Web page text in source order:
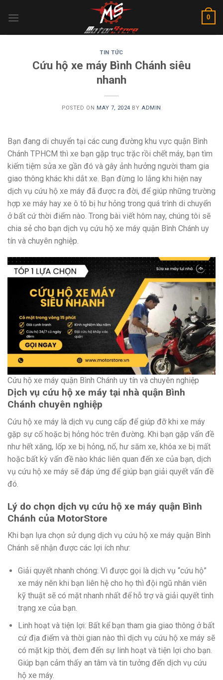
0
TIN TỨC
Cứu hộ xe máy Bình Chánh siêu
nhanh
POSTED ON MAY 7, 2024 BY ADMIN
Bạn đang di chuyển tại các cung đường khu vực quận Bình
Chánh TPHCM thì xe bạn gặp trục trặc rồi chết máy, bạn tìm
kiếm tiệm sửa xe gần đó và gây ảnh hưởng người tham gia
giao thông khác khi dắt xe. Bạn đừng lo lắng khi hiện nay
dịch vụ cứu hộ xe máy đã được ra đời, để giúp những trường
hợp xe máy hay xe ô tô bị hư hỏng trong quá trình di chuyển
ở bất cứ thời điểm nào. Trong bài viết hôm nay, chúng tôi sẽ
chia sẻ cho bạn dịch vụ cứu hộ xe máy quận Bình Chánh uy
tín và chuyên nghiệp.
Cứu hộ xe máy quận Bình Chánh uy tín và chuyên nghiệp
Dịch vụ cứu hộ xe máy tại nhà quận Bình
Chánh chuyên nghiệp
Cứu hộ xe máy là dịch vụ cung cấp để giúp đỡ khi xe máy
gặp sự cố hoặc bị hỏng hóc trên đường. Khi bạn gặp vấn đề
như hết xăng, lốp xe bị hỏng, nổ, hư săm xe, khóa xe bị mất
hoặc bất kỳ vấn đề nào khác liên quan đến xe của bạn, dịch
vụ cứu hộ xe máy sẽ đáp ứng để giúp bạn giải quyết vấn đề
đó.
Lý do chọn dịch vụ cứu hộ xe máy quận Bình
Chánh của MotorStore
Khi bạn lựa chọn sử dụng dịch vụ cứu hộ xe máy quận Bình
Chánh sẽ nhận được các lợi ích như:
Giải quyết nhanh chóng: Vì được gọi là dịch vụ “cứu hộ”
xe máy nên khi bạn liên hệ cho họ thì đội ngũ nhân viên
kỹ thuật sẽ có mặt nhanh nhất để hỗ trợ và giải quyết tình
trạng xe của bạn.
Linh hoạt và tiện lợi: Bất kể bạn tham gia giao thông ở bất
cứ địa điểm và thời gian nào thì dịch vụ cứu hộ xe máy sẽ
có mặt kịp thời, đem đến sự linh hoạt và tiện lợi cho bạn.
Giúp bạn cảm thấy an tâm và tin tưởng đến dịch vụ cứu
hộ xe máy.